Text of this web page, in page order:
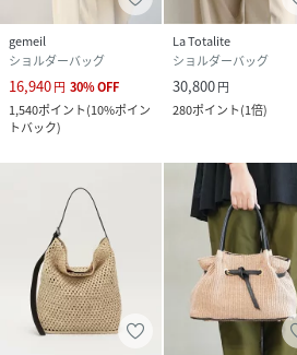
gemeil
ショルダーバッグ
16,940円 30%OFF
1,540ポイント(10%ポイン
トバック)
La Totalite
ショルダーバッグ
30,800円
280ポイント(1倍)